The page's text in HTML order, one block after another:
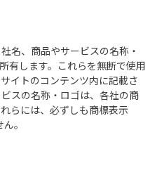
名、商品やサービスの名称・
有します。これらを無断で使用
イトのコンテンツ内に記載さ
スの名称・ロゴは、各社の商
らには、必ずしも商標表示
。